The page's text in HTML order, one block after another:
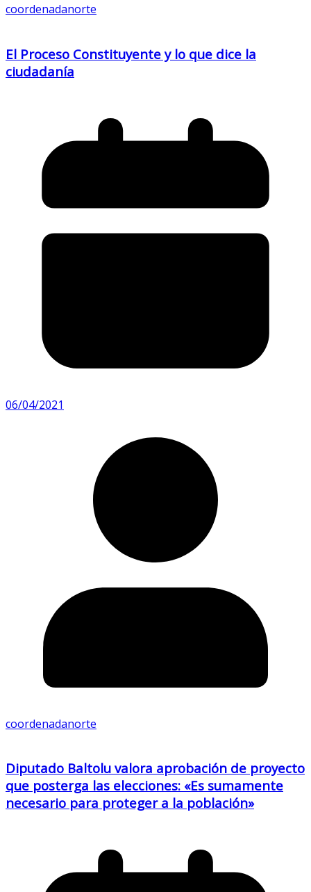
coordenadanorte
El Proceso Constituyente y lo que dice la
ciudadanía
06/04/2021
coordenadanorte
Diputado Baltolu valora aprobación de proyecto
que posterga las elecciones: «Es sumamente
necesario para proteger a la población»